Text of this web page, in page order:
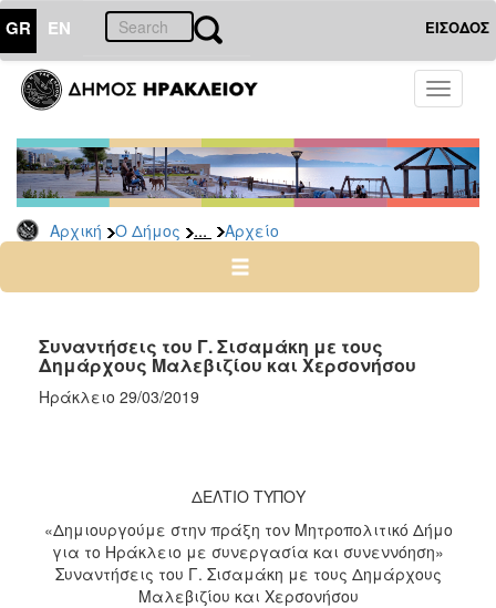
GR EN ΕΙΣΟΔΟΣ
Toggle
Αρχική Ο Δήμος ... Αρχείο
ΔΗΜΟΣ
Δημοτικές
Παρατάξεις
Αρχείο
ΠΟΛΙΤΙΣΜΟΣ
Συναντήσεις του Γ. Σισαμάκη με τους
Δημάρχους Μαλεβιζίου και Χερσονήσου
Ηράκλειο 29/03/2019
ΔΕΛΤΙΟ ΤΥΠΟΥ
«Δημιουργούμε στην πράξη τον Μητροπολιτικό Δήμο
για το Ηράκλειο με συνεργασία και συνεννόηση»
Συναντήσεις του Γ. Σισαμάκη με τους Δημάρχους
Μαλεβιζίου και Χερσονήσου